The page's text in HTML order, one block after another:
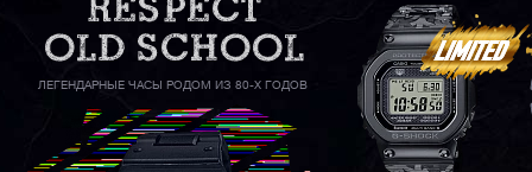
ЛЕГЕНДАРНЫЕ ЧАСЫ РОДОМ ИЗ 80-Х ГОДОВ